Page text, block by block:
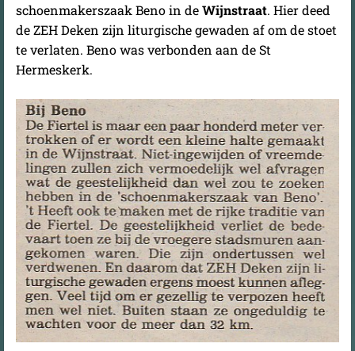
schoenmakerszaak Beno in deWijnstraat. Hier deed
de ZEH Deken zijn liturgische gewaden af om de stoet
te verlaten. Beno was verbonden aan de St
Hermeskerk.